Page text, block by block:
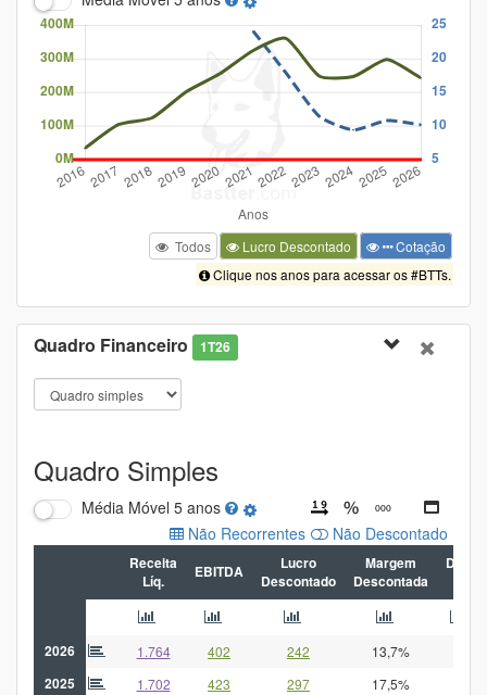
Todos Lucro Descontado
Cotação
Clique nos anos para acessar os #BTTs.
Quadro Financeiro 1T26
Quadro Simples
Média Móvel 5 anos
Não Descontado
Não Recorrentes
Receita
Líq.
EBITDA
Lucro
Descontado
Margem
Descontada
Dívida
2026 1.764 402 242 13,7%
2025 1.702 423 297 17,5%